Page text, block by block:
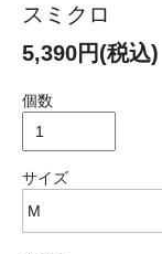
スミクロ
5,390円(税込)
個数
サイズ